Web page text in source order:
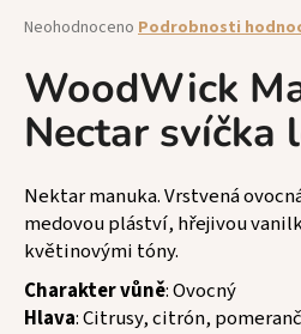
Průměrné
produktu
je
0,0
z
hvězdiček.
Neohodnoceno Podrobnosti
WoodWick
Nectar svíčka
Nektar manuka. Vrstvená
medovou pláství, hřejivou
květinovými tóny.
Charakter vůně: Ovocný
Hlava: Citrusy, citrón,
a
j
í
t
?
HLEDAT